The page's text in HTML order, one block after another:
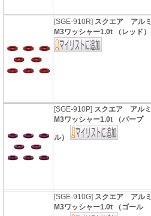
[SGE-910R] スクエア アルミ
M3ワッシャー1.0t （レッド）
[SGE-910P] スクエア アルミ
M3ワッシャー1.0t （パープ
ル）
[SGE-910G] スクエア アルミ
M3ワッシャー1.0t （ゴール